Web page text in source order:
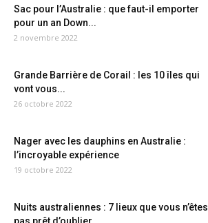
Sac pour l’Australie : que faut-il emporter
pour un an Down...
2 novembre 2022
Grande Barrière de Corail : les 10 îles qui
vont vous...
26 octobre 2022
Nager avec les dauphins en Australie :
l’incroyable expérience
19 octobre 2022
Nuits australiennes : 7 lieux que vous n’êtes